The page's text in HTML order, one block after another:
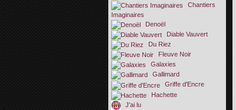
Chantiers
Imaginaires
Denoël
Diable Vauvert
Du Riez
Fleuve Noir
Galaxies
Gallimard
Griffe d'Encre
Hachette
J'ai lu